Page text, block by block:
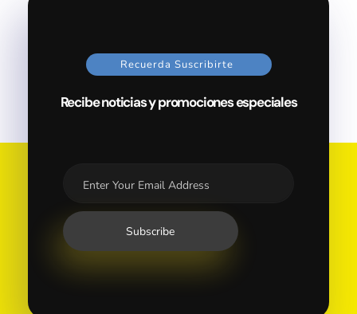
Recuerda Suscribirte
Recibe noticias y promociones especiales